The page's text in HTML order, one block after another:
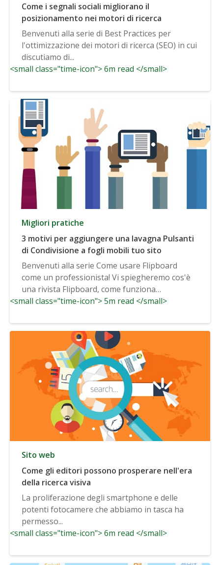
Come i segnali sociali migliorano il
posizionamento nei motori di ricerca
Benvenuti alla serie di Best Practices per
l'ottimizzazione dei motori di ricerca (SEO) in cui
discutiamo di...
<small class="time-icon"> 6m read </small>
Migliori pratiche
3 motivi per aggiungere una lavagna Pulsanti
di Condivisione a fogli mobili tuo sito
Benvenuti alla serie Come usare Flipboard
come un professionista! Vi spiegheremo cos'è
una rivista Flipboard, come funziona
Flipboard,...
<small class="time-icon"> 5m read </small>
Sito web
Come gli editori possono prosperare nell'era
della ricerca visiva
La proliferazione degli smartphone e delle
potenti fotocamere che abbiamo in tasca ha
permesso...
<small class="time-icon"> 6m read </small>